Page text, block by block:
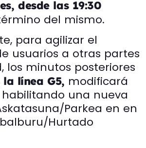
desde las 19:30
del mismo.
para agilizar el
usuarios a otras partes
los minutos posteriores
la línea G5, modificará
una nueva
Parkea en en
Hurtado